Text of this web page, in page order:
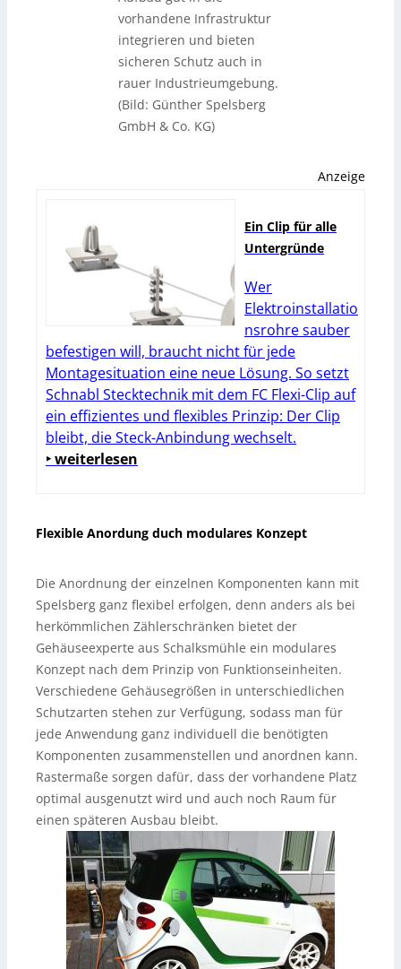
vorhandene Infrastruktur
integrieren und bieten
sicheren Schutz auch in
rauer Industrieumgebung.
(Bild: Günther Spelsberg
GmbH & Co. KG)
Anzeige
Ein Clip für alle
Untergründe
Wer
Elektroinstallatio
nsrohre sauber
befestigen will, braucht nicht für jede
Montagesituation eine neue Lösung. So setzt
Schnabl Stecktechnik mit dem FC Flexi-Clip auf
ein effizientes und flexibles Prinzip: Der Clip
bleibt, die Steck-Anbindung wechselt.
‣ weiterlesen
Flexible Anordung duch modulares Konzept
Die Anordnung der einzelnen Komponenten kann mit
Spelsberg ganz flexibel erfolgen, denn anders als bei
herkömmlichen Zählerschränken bietet der
Gehäuseexperte aus Schalksmühle ein modulares
Konzept nach dem Prinzip von Funktionseinheiten.
Verschiedene Gehäusegrößen in unterschiedlichen
Schutzarten stehen zur Verfügung, sodass man für
jede Anwendung ganz individuell die benötigten
Komponenten zusammenstellen und anordnen kann.
Rastermaße sorgen dafür, dass der vorhandene Platz
optimal ausgenutzt wird und auch noch Raum für
einen späteren Ausbau bleibt.